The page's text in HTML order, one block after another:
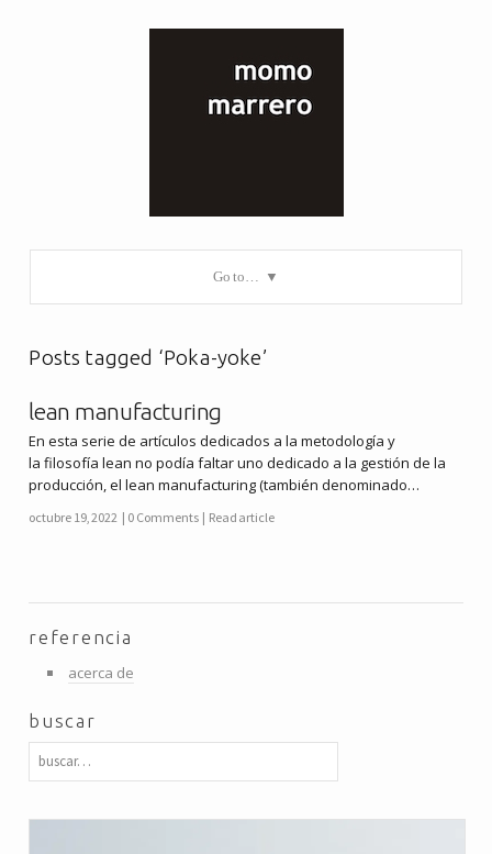
Go to…
Posts tagged ‘Poka-yoke’
lean manufacturing
En esta serie de artículos dedicados a la metodología y
la filosofía lean no podía faltar uno dedicado a la gestión de la
producción, el lean manufacturing (también denominado…
octubre 19, 2022 0 Comments Read article
referencia
acerca de
buscar